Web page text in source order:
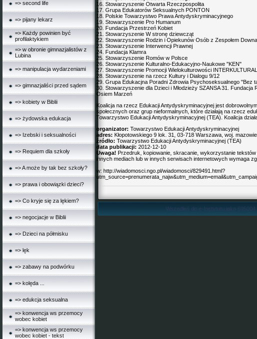
=> second life
=> pijany lekarz
=> Każdy powinien być
profilaktykiem
=> w obronie gimnazjalistów z
Lubina
=> manipulacja wydarzeniami
=> gimnazjaliści przed sądem
=> kobiety w Biblii
=> żydowska edukacja
=> Izebski i seksualności
=> Requiem dla szkoły
=> A może by tak bez szkoły?
=> prawa i obowiązki dzieci?
=> Co kryje się za lękiem?
=> negocjacje w Biblii
=> Dzieci na półmisku
=> lęk
=> zabawy na podwórku
=> kolęda ...
=> edukcja seksualna
=> konwencja ws przemocy
wobec kobiet
=> konwencja ws przemocy
wobec kobiet - tekst
16. Stowarzyszenie Otwarta Rzeczpospolita
17. Grupa Edukatorów Seksualnych PONTON
18. Polskie Towarzystwo Prawa Antydyskryminacyjnego
19. Stowarzyszenie Pro Humanum
20. Fundacja Przestrzeń Kobiet
21. Stowarzyszenie W stronę dziewcząt
22. Stowarzyszenie Rodzin i Opiekunów Osób z Zespołem
23. Stowarzyszenie Interwencji Prawnej
24. Fundacja Klamra
25. Stowarzyszenie Romów w Polsce
26. Stowarzyszenie Kulturalno-Edukacyjno-Naukowe "KEN"
27. Stowarzyszenie Promocji Wielokulturowości
28. Stowarzyszenie na rzecz Kultury i Dialogu 9/12
29. Grupa Edukacjna Poradni Zdrowia Psychoseksualnego "Bez
30. Stowarzyszenie dla Dzieci i Młodzieży SZANSA 31.
Osiem Marzeń
Koalicja na rzecz Edukacji Antydyskryminacyjnej jest
społecznych oraz grup nieformalnych, które działają na rzecz
Towarzystwo Edukacji Antydyskryminacyjnej (TEA). Koalicja
organizator: Towarzystwo Edukacji Antydyskryminacyjnej
adres: Kłopotowskiego 9 lok. 31, 03-718 Warszawa, woj.
źródło: Towarzystwo Edukacji Antydyskryminacyjnej (TEA)
data publikacji: 2012-12-10
Uwaga! Przedruk, kopiowanie, skracanie, wykorzystanie
innych mediach lub w innych serwisach internetowych wymaga
w: http://wiadomosci.ngo.pl/wiadomosci/829491.html?
Wszedłeś do e-Instytutu jako 695004